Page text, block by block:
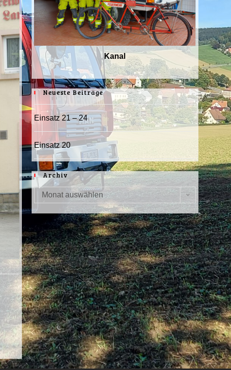
Kanal
Neueste Beiträge
Einsatz 21 – 24
Einsatz 20
Archiv
Archiv
Monat auswählen